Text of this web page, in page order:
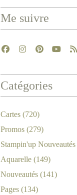
Me suivre
Catégories
Cartes (720)
Promos (279)
Stampin'up Nouveautés
Aquarelle (149)
Nouveautés (141)
Pages (134)